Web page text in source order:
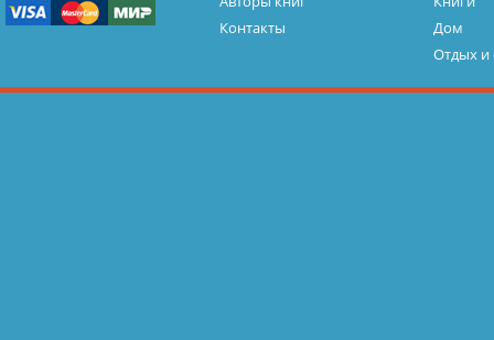
Контакты
Дом
Отдых и